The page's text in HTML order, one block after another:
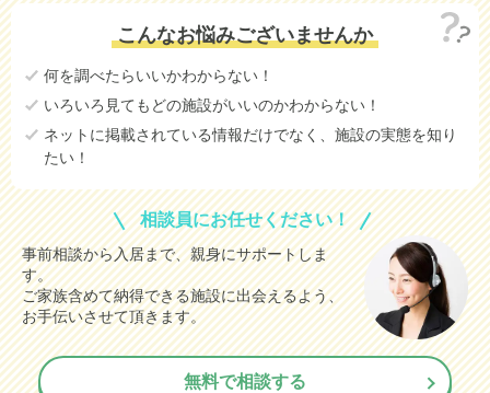
こんなお悩みございませんか
何を調べたらいいかわからない！
いろいろ見てもどの施設がいいのかわからない！
ネットに掲載されている情報だけでなく、施設の実態を知り
たい！
相談員にお任せください！
事前相談から入居まで、親身にサポートしま
す。
ご家族含めて納得できる施設に出会えるよう、
お手伝いさせて頂きます。
無料で相談する